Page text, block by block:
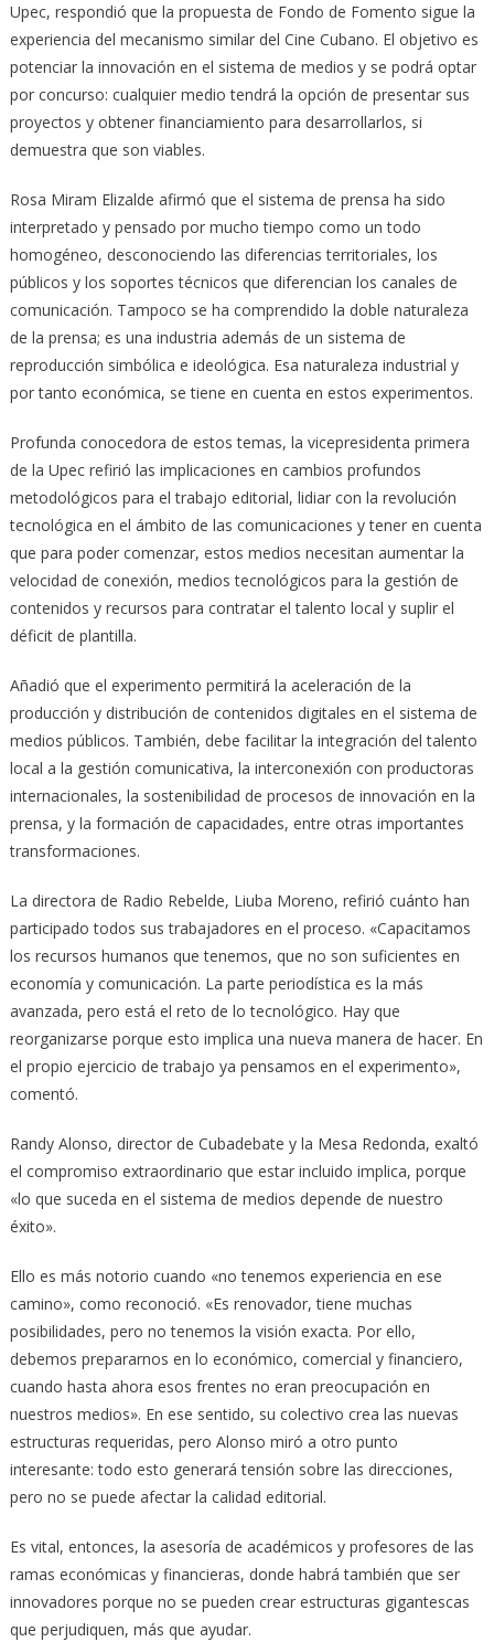
Upec, respondió que la propuesta de Fondo de Fomento sigue la
experiencia del mecanismo similar del Cine Cubano. El objetivo es
potenciar la innovación en el sistema de medios y se podrá optar
por concurso: cualquier medio tendrá la opción de presentar sus
proyectos y obtener financiamiento para desarrollarlos, si
demuestra que son viables.
Rosa Miram Elizalde afirmó que el sistema de prensa ha sido
interpretado y pensado por mucho tiempo como un todo
homogéneo, desconociendo las diferencias territoriales, los
públicos y los soportes técnicos que diferencian los canales de
comunicación. Tampoco se ha comprendido la doble naturaleza
de la prensa; es una industria además de un sistema de
reproducción simbólica e ideológica. Esa naturaleza industrial y
por tanto económica, se tiene en cuenta en estos experimentos.
Profunda conocedora de estos temas, la vicepresidenta primera
de la Upec refirió las implicaciones en cambios profundos
metodológicos para el trabajo editorial, lidiar con la revolución
tecnológica en el ámbito de las comunicaciones y tener en cuenta
que para poder comenzar, estos medios necesitan aumentar la
velocidad de conexión, medios tecnológicos para la gestión de
contenidos y recursos para contratar el talento local y suplir el
déficit de plantilla.
Añadió que el experimento permitirá la aceleración de la
producción y distribución de contenidos digitales en el sistema de
medios públicos. También, debe facilitar la integración del talento
local a la gestión comunicativa, la interconexión con productoras
internacionales, la sostenibilidad de procesos de innovación en la
prensa, y la formación de capacidades, entre otras importantes
transformaciones.
La directora de Radio Rebelde, Liuba Moreno, refirió cuánto han
participado todos sus trabajadores en el proceso. «Capacitamos
los recursos humanos que tenemos, que no son suficientes en
economía y comunicación. La parte periodística es la más
avanzada, pero está el reto de lo tecnológico. Hay que
reorganizarse porque esto implica una nueva manera de hacer. En
el propio ejercicio de trabajo ya pensamos en el experimento»,
comentó.
Randy Alonso, director de Cubadebate y la Mesa Redonda, exaltó
el compromiso extraordinario que estar incluido implica, porque
«lo que suceda en el sistema de medios depende de nuestro
éxito».
Ello es más notorio cuando «no tenemos experiencia en ese
camino», como reconoció. «Es renovador, tiene muchas
posibilidades, pero no tenemos la visión exacta. Por ello,
debemos prepararnos en lo económico, comercial y financiero,
cuando hasta ahora esos frentes no eran preocupación en
nuestros medios». En ese sentido, su colectivo crea las nuevas
estructuras requeridas, pero Alonso miró a otro punto
interesante: todo esto generará tensión sobre las direcciones,
pero no se puede afectar la calidad editorial.
Es vital, entonces, la asesoría de académicos y profesores de las
ramas económicas y financieras, donde habrá también que ser
innovadores porque no se pueden crear estructuras gigantescas
que perjudiquen, más que ayudar.